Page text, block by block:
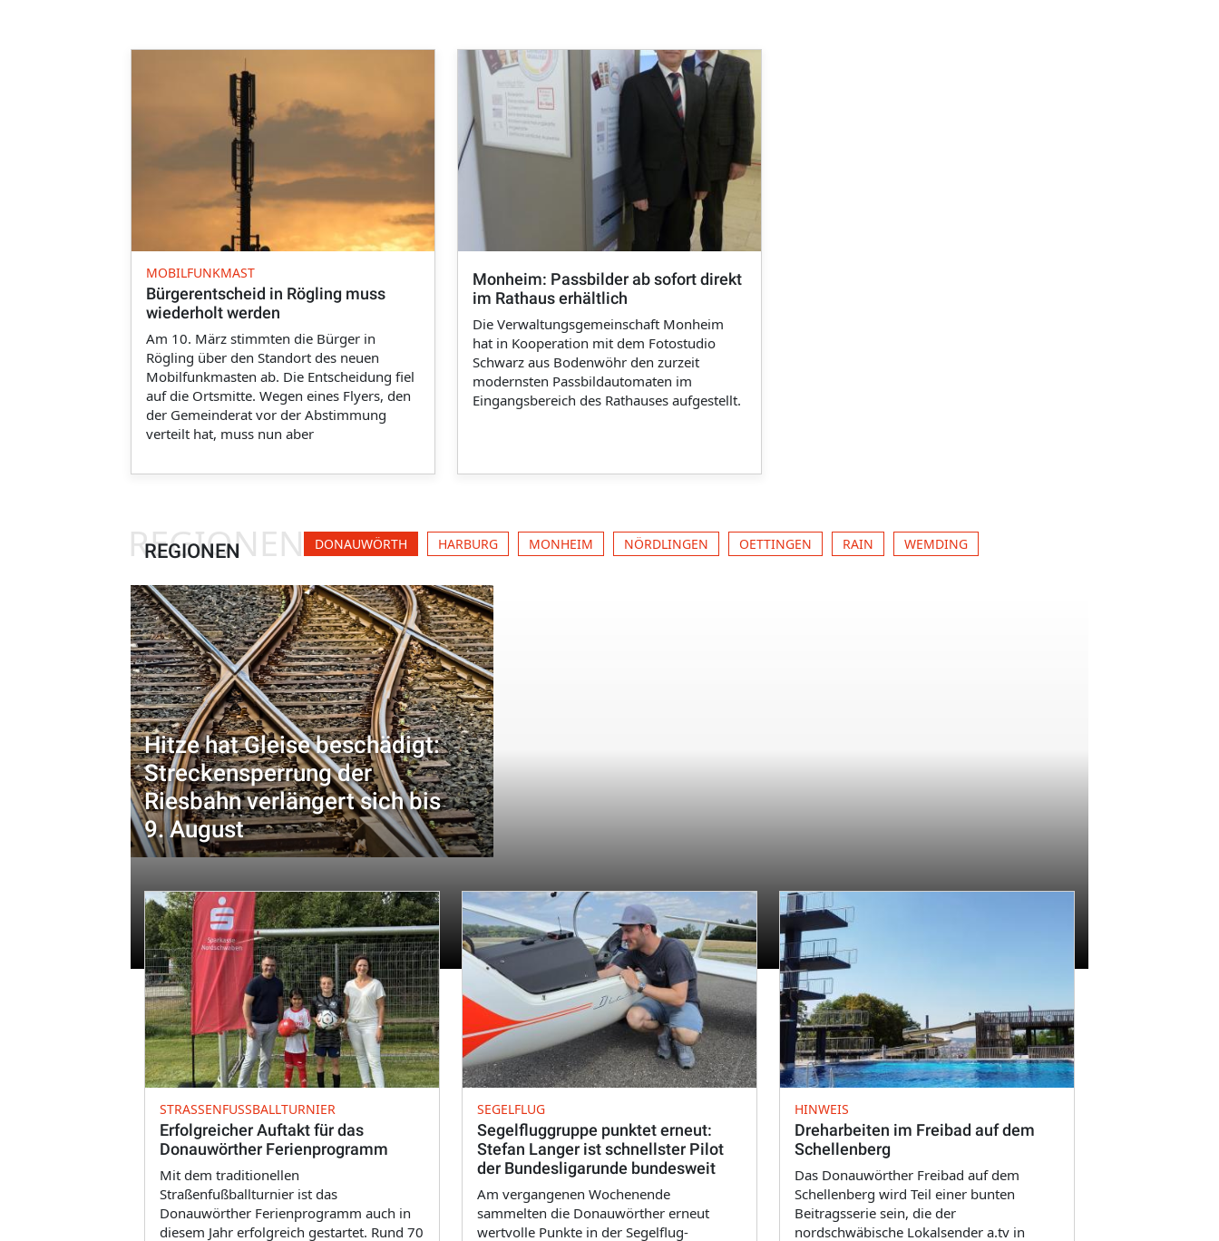
MOBILFUNKMAST
Bürgerentscheid in Rögling muss
wiederholt werden
Am 10. März stimmten die Bürger in
Rögling über den Standort des neuen
Mobilfunkmasten ab. Die Entscheidung fiel
auf die Ortsmitte. Wegen eines Flyers, den
der Gemeinderat vor der Abstimmung
verteilt hat, muss nun aber
Monheim: Passbilder ab sofort direkt
im Rathaus erhältlich
Die Verwaltungsgemeinschaft Monheim
hat in Kooperation mit dem Fotostudio
Schwarz aus Bodenwöhr den zurzeit
modernsten Passbildautomaten im
Eingangsbereich des Rathauses aufgestellt.
REGIONEN
REGIONEN DONAUWÖRTH HARBURG MONHEIM NÖRDLINGEN OETTINGEN RAIN WEMDING
Hitze hat Gleise beschädigt:
Streckensperrung der
Riesbahn verlängert sich bis
9. August
STRASSENFUSSBALLTURNIER
Erfolgreicher Auftakt für das
Donauwörther Ferienprogramm
Mit dem traditionellen
Straßenfußballturnier ist das
Donauwörther Ferienprogramm auch in
diesem Jahr erfolgreich gestartet. Rund 70
SEGELFLUG
Segelfluggruppe punktet erneut:
Stefan Langer ist schnellster Pilot
der Bundesligarunde bundesweit
Am vergangenen Wochenende
sammelten die Donauwörther erneut
wertvolle Punkte in der Segelflug-
HINWEIS
Dreharbeiten im Freibad auf dem
Schellenberg
Das Donauwörther Freibad auf dem
Schellenberg wird Teil einer bunten
Beitragsserie sein, die der
nordschwäbische Lokalsender a.tv in